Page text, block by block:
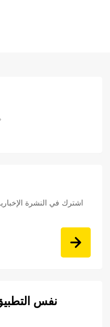
اشترك في النشرة
نفس